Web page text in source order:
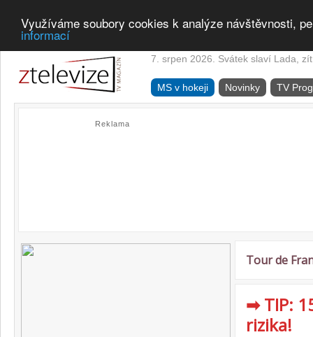
Využíváme soubory cookies k analýze návštěvnosti,
informací
7. srpen 2026. Svátek slaví Lada,
MS v hokeji Novinky TV
Reklama
Tour de
➡ TIP:
rizika!